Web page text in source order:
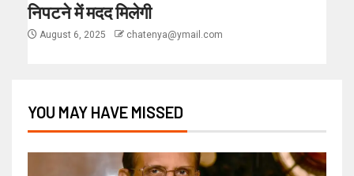
निपटने में मदद मिलेगी
August 6, 2025 chatenya@ymail.com
YOU MAY HAVE MISSED